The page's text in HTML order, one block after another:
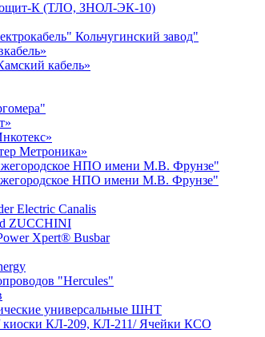
К (ТЛО, ЗНОЛ-ЭК-10)
Кольчугинский завод"
кабель»
Метроника»
НПО имени М.В. Фрунзе"
НПО имени М.В. Фрунзе"
Electric Canalis
ZUCCHINI
Xpert® Busbar
"Hercules"
универсальные ШНТ
КЛ-209, КЛ-211/ Ячейки КСО